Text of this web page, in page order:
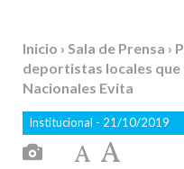
Inicio › Sala de Prensa ›
deportistas locales
Nacionales Evita
Institucional - 21/10/2019